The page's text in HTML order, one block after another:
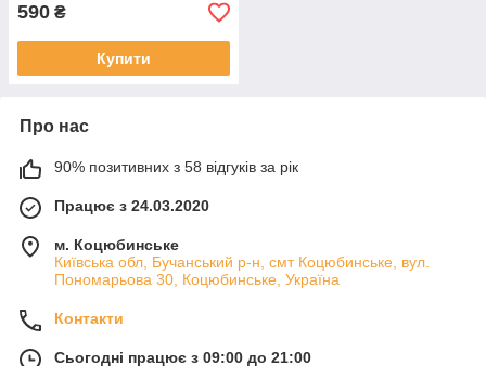
590 ₴
Купити
Про нас
90% позитивних з 58 відгуків за рік
Працює з 24.03.2020
м. Коцюбинське
Київська обл, Бучанський р-н, смт Коцюбинське, вул.
Пономарьова 30, Коцюбинське, Україна
Контакти
Сьогодні працює з 09:00 до 21:00